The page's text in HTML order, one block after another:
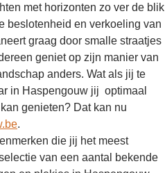
met horizonten zo ver de blik
beslotenheid en verkoeling van
graag door smalle straatjes
geniet op zijn manier van
anders. Wat als jij te
in Haspengouw jij optimaal
genieten? Dat kan nu
.
die jij het meest
van een aantal bekende